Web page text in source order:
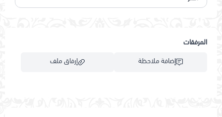
المرفقات
إضافة ملاحظة
إرفاق ملف